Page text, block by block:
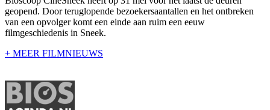
geopend. Door teruglopende bezoekersaantallen en het ontbreken
van een opvolger komt een einde aan ruim een eeuw
filmgeschiedenis in Sneek.
+ MEER FILMNIEUWS